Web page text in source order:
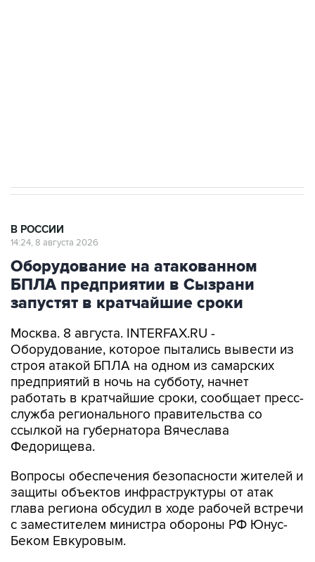
В РОССИИ
14:24, 8 августа 2026
Оборудование на атакованном
БПЛА предприятии в Сызрани
запустят в кратчайшие сроки
Москва. 8 августа. INTERFAX.RU -
Оборудование, которое пытались вывести из
строя атакой БПЛА на одном из самарских
предприятий в ночь на субботу, начнет
работать в кратчайшие сроки, сообщает пресс-
служба регионального правительства со
ссылкой на губернатора Вячеслава
Федорищева.
Вопросы обеспечения безопасности жителей и
защиты объектов инфраструктуры от атак
глава региона обсудил в ходе рабочей встречи
с заместителем министра обороны РФ Юнус-
Беком Евкуровым.